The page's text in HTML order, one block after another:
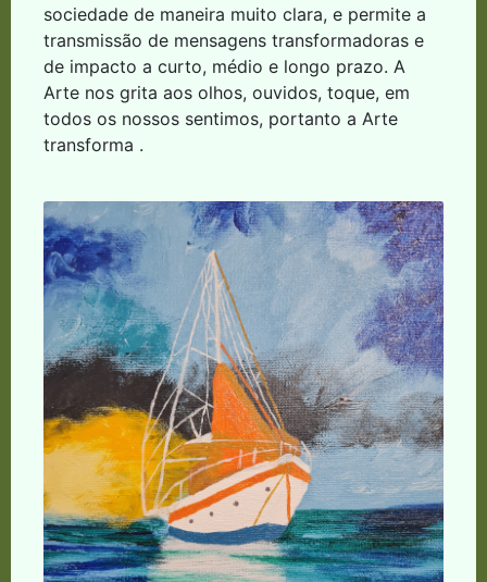
sociedade de maneira muito clara, e permite a
transmissão de mensagens transformadoras e
de impacto a curto, médio e longo prazo. A
Arte nos grita aos olhos, ouvidos, toque, em
todos os nossos sentimos, portanto a Arte
transforma .